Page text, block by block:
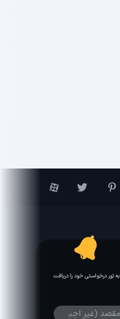
تور درخواستی خود را دریافت